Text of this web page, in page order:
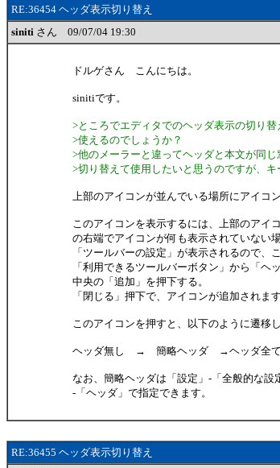
RE:36454 ヘッダ表示切り替え
siniti さん 09/07/04 19:30
ドルゲさん こんにちは。
sinitiです。
>ところでエディタでのヘッダ表示の切り
>使えるのでしょうか？
>他のメーラーと違ってヘッダと本文が同
>切り替えて使用したいと思うのですが、
上部のアイコンが並んでいる場所にアイコ
このアイコンを表示するには、上部のアイ
の右端でアイコンが何も表示されていない
「ツールバーの設定」が表示されるので、
「利用できるツールバーボタン」から「ヘ
中央の「追加」を押下する。
「閉じる」押下で、アイコンが追加されます
このアイコンを押すと、以下のように遷移し
ヘッダ無し → 簡略ヘッダ →ヘッダ全
なお、簡略ヘッダは「設定」-「全般的な設
-「ヘッダ」で指定できます。
RE:36455 ヘッダ表示切り替え